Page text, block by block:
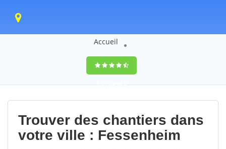
Accueil
9,5(100%)0
votes
Trouver des chantiers dans
votre ville : Fessenheim